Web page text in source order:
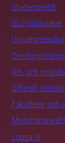
Studentwebb
SLU-biblioteket
Art- och
Officiell
Fakulteter och
Logga in